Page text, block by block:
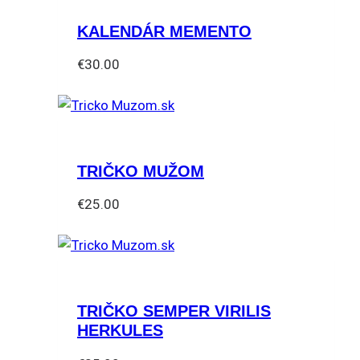
KALENDÁR MEMENTO
€30.00
TRIČKO MUŽOM
€25.00
produkt
variantov.
Možnosti
si
TRIČKO SEMPER VIRILIS
HERKULES